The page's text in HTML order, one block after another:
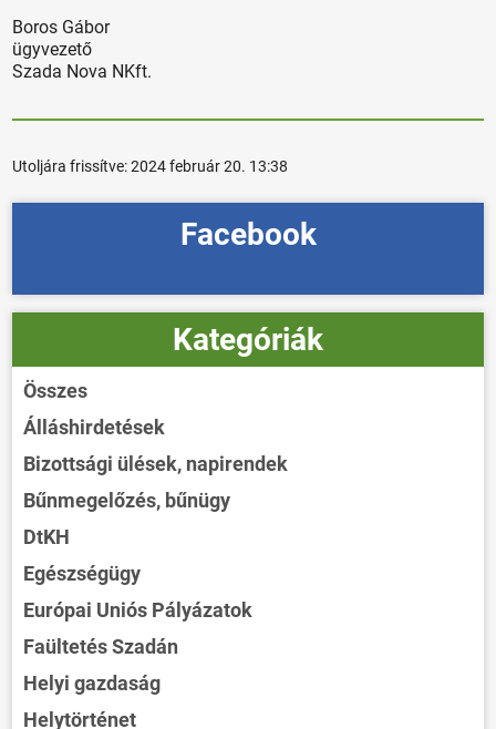
Boros Gábor
ügyvezető
Szada Nova NKft.
Utoljára frissítve:2024 február 20. 13:38
Facebook
Kategóriák
Összes
Álláshirdetések
Bizottsági ülések, napirendek
Bűnmegelőzés, bűnügy
DtKH
Egészségügy
Európai Uniós Pályázatok
Faültetés Szadán
Helyi gazdaság
Helytörténet